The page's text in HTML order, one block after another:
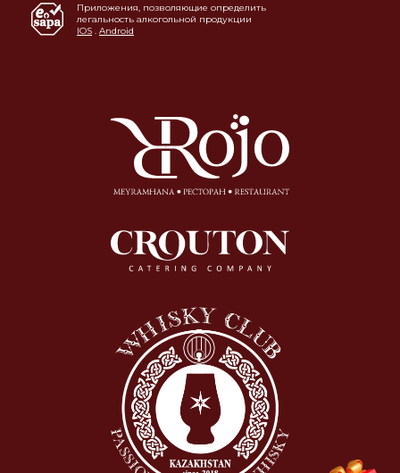
Приложения, позволяющие определить
легальность алкогольной продукции
IOS . Android